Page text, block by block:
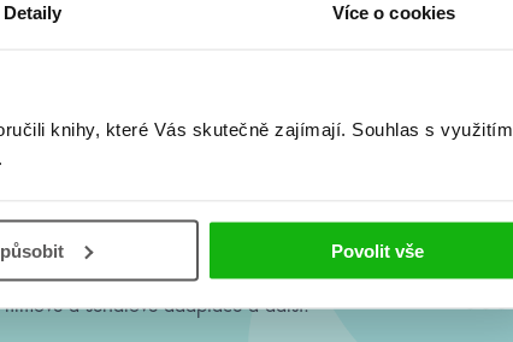
Detaily Více o cookies
knihy, které Vás skutečně zajímají. Souhlas s využitím
Povolit vše
rovnou do mailu! Nové knihy, co se
a seriálové adaptace a další.